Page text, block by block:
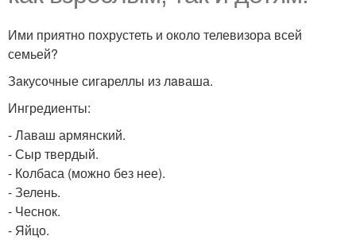
Ими приятно похрустеть и около телевизора всей
семьей?
Зaкусочные сигареллы из лaваша.
Ингредиенты:
- Лаваш армянский.
- Сыр твердый.
- Колбаса (можно без нее).
- Зелень.
- Чеснок.
- Яйцо.